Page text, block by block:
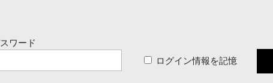
ワード
ログイン情報を記憶